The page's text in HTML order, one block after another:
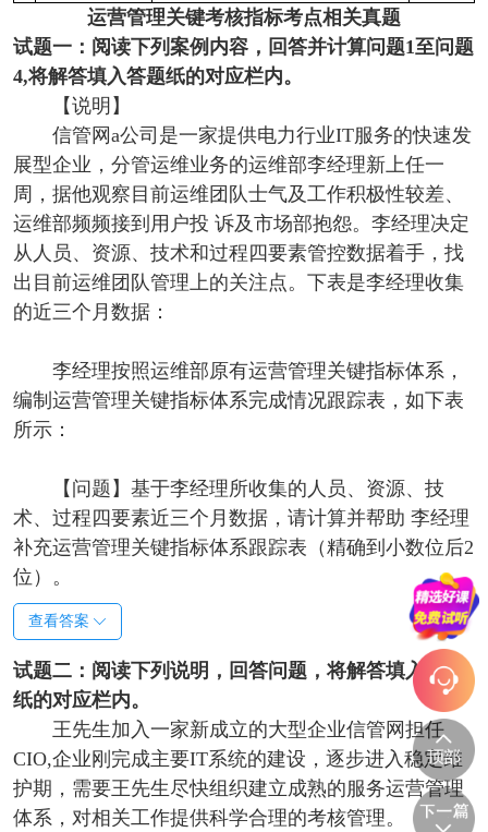
运营管理关键考核指标考点相关真题
试题一：阅读下列案例内容，回答并计算问题1至问题
4,将解答填入答题纸的对应栏内。
【说明】
信管网a公司是一家提供电力行业IT服务的快速发
展型企业，分管运维业务的运维部李经理新上任一
周，据他观察目前运维团队士气及工作积极性较差、
运维部频频接到用户投 诉及市场部抱怨。李经理决定
从人员、资源、技术和过程四要素管控数据着手，找
出目前运维团队管理上的关注点。下表是李经理收集
的近三个月数据：
李经理按照运维部原有运营管理关键指标体系，
编制运营管理关键指标体系完成情况跟踪表，如下表
所示：
【问题】 基于李经理所收集的人员、资源、技
术、过程四要素近三个月数据，请计算并帮助 李经理
补充运营管理关键指标体系跟踪表（精确到小数位后2
位）。
查看答案
试题二：阅读下列说明，回答问题，将解答填入答题
纸的对应栏内。
王先生加入一家新成立的大型企业信管网担任
CIO,企业刚完成主要IT系统的建设，逐步进入稳定维
护期，需要王先生尽快组织建立成熟的服务运营管理
体系，对相关工作提供科学合理的考核管理。